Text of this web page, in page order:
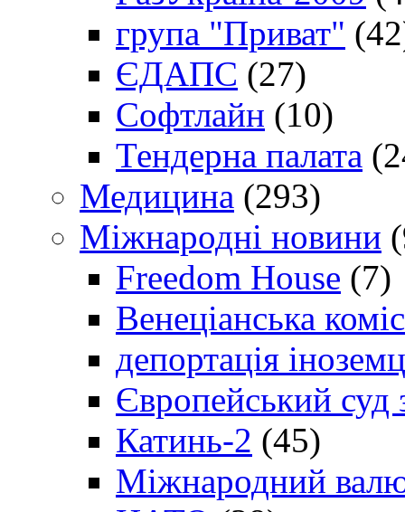
група "Приват"
ЄДАПС (27)
Софтлайн (10)
Тендерна палата
Медицина (293)
Міжнародні новини
Freedom House (7)
Венеціанська
депортація
Європейський
Катинь-2 (45)
Міжнародний